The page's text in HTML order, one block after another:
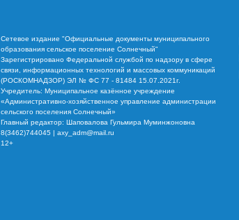
Сетевое издание "Официальные документы муниципального
образования сельское поселение Солнечный"
Зарегистрировано Федеральной службой по надзору в сфере
связи, информационных технологий и массовых коммуникаций
(РОСКОМНАДЗОР) ЭЛ № ФС 77 - 81484 15.07.2021г.
Учредитель: Муниципальное казённое учреждение
«Административно-хозяйственное управление администрации
сельского поселения Солнечный»
Главный редактор: Шаповалова Гульмира Муминжоновна
8(3462)744045 | axy_adm@mail.ru
12+